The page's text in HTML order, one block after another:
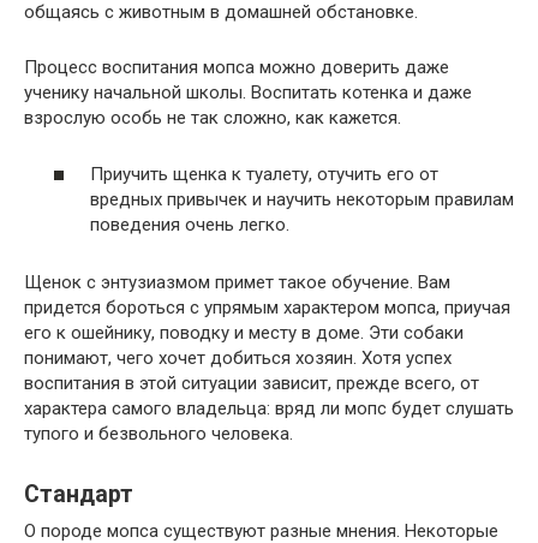
общаясь с животным в домашней обстановке.
Процесс воспитания мопса можно доверить даже
ученику начальной школы. Воспитать котенка и даже
взрослую особь не так сложно, как кажется.
Приучить щенка к туалету, отучить его от
вредных привычек и научить некоторым правилам
поведения очень легко.
Щенок с энтузиазмом примет такое обучение. Вам
придется бороться с упрямым характером мопса, приучая
его к ошейнику, поводку и месту в доме. Эти собаки
понимают, чего хочет добиться хозяин. Хотя успех
воспитания в этой ситуации зависит, прежде всего, от
характера самого владельца: вряд ли мопс будет слушать
тупого и безвольного человека.
Стандарт
О породе мопса существуют разные мнения. Некоторые